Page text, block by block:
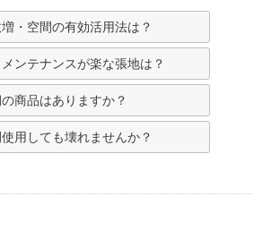
・空間の有効活用法は？
ンテナンスが楽な張地は？
商品はありますか？
用しても壊れませんか？